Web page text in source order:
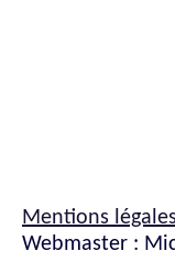
Mentions légales
Webmaster :